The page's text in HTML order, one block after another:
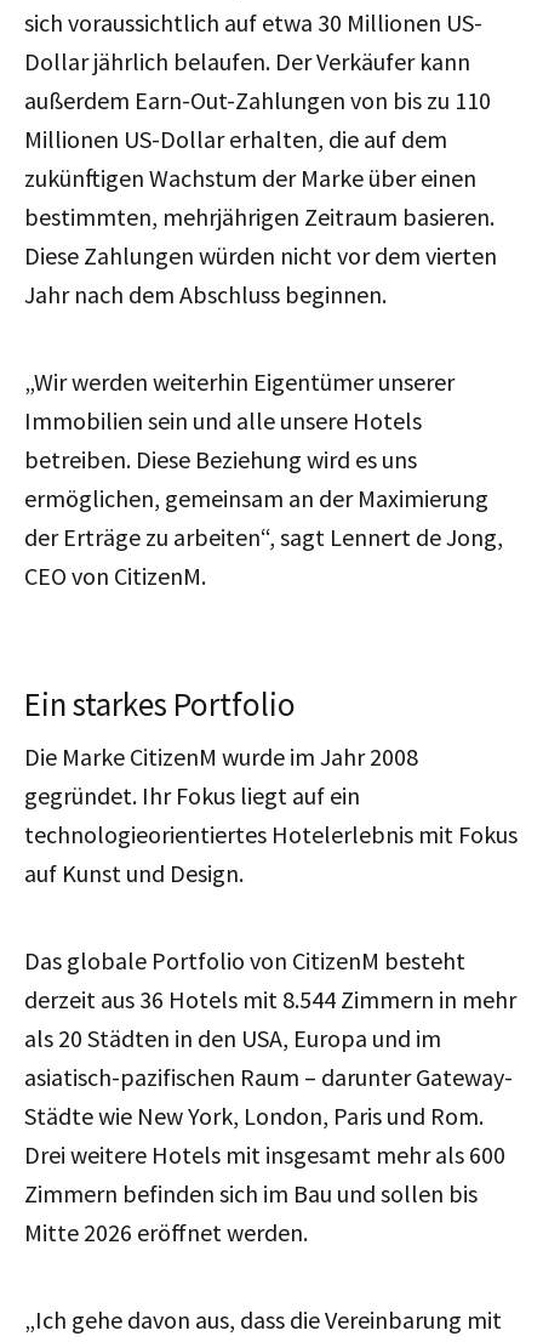
sich voraussichtlich auf etwa 30 Millionen US-
Dollar jährlich belaufen. Der Verkäufer kann
außerdem Earn-Out-Zahlungen von bis zu 110
Millionen US-Dollar erhalten, die auf dem
zukünftigen Wachstum der Marke über einen
bestimmten, mehrjährigen Zeitraum basieren.
Diese Zahlungen würden nicht vor dem vierten
Jahr nach dem Abschluss beginnen.
„Wir werden weiterhin Eigentümer unserer
Immobilien sein und alle unsere Hotels
betreiben. Diese Beziehung wird es uns
ermöglichen, gemeinsam an der Maximierung
der Erträge zu arbeiten“, sagt Lennert de Jong,
CEO von CitizenM.
Ein starkes Portfolio
Die Marke CitizenM wurde im Jahr 2008
gegründet. Ihr Fokus liegt auf ein
technologieorientiertes Hotelerlebnis mit Fokus
auf Kunst und Design.
Das globale Portfolio von CitizenM besteht
derzeit aus 36 Hotels mit 8.544 Zimmern in mehr
als 20 Städten in den USA, Europa und im
asiatisch-pazifischen Raum – darunter Gateway-
Städte wie New York, London, Paris und Rom.
Drei weitere Hotels mit insgesamt mehr als 600
Zimmern befinden sich im Bau und sollen bis
Mitte 2026 eröffnet werden.
„Ich gehe davon aus, dass die Vereinbarung mit